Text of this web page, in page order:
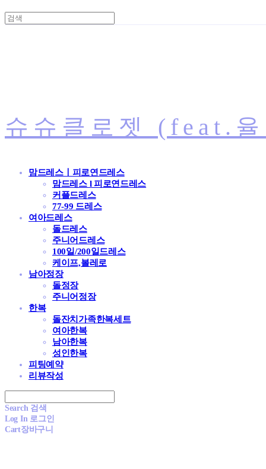
슈슈클로젯 (feat.
맘드레스ㅣ피로연드레스
맘드레스 l 피로연드레스
커플드레스
77-99 드레스
여아드레스
돌드레스
주니어드레스
100일/200일드레스
케이프,볼레로
남아정장
돌정장
주니어정장
한복
돌잔치가족한복세트
여아한복
남아한복
성인한복
피팅예약
리뷰작성
Search 검색
Log In 로그인
Cart장바구니